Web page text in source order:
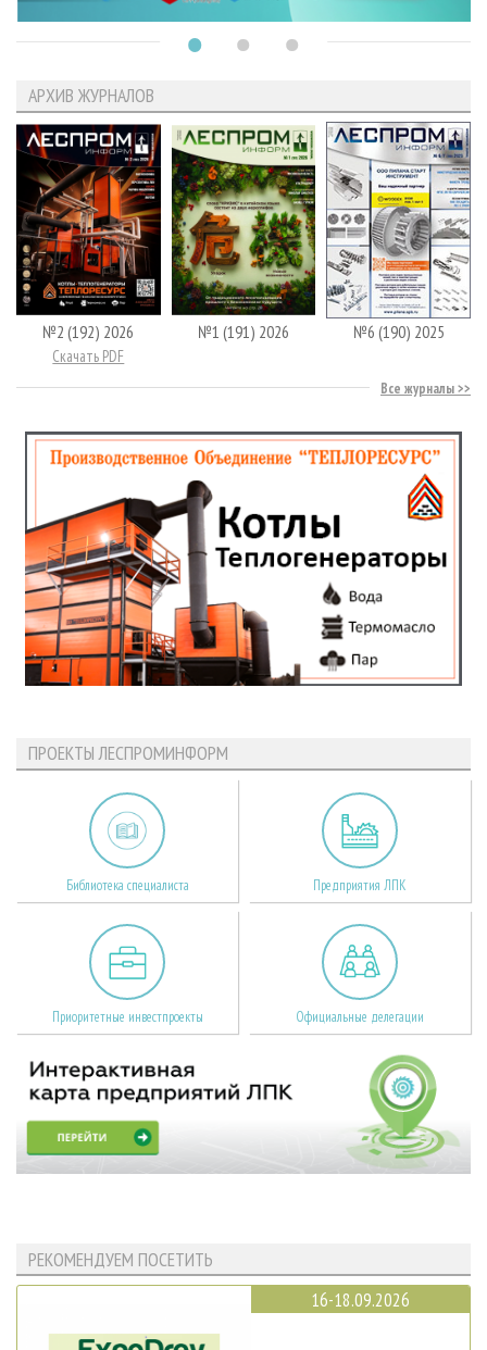
АРХИВ ЖУРНАЛОВ
№2 (192) 2026
Скачать PDF
№1 (191) 2026 №6 (190) 2025
Все журналы
ПРОЕКТЫ ЛЕСПРОМИНФОРМ
Библиотека специалиста Предприятия ЛПК
Приоритетные инвестпроекты Официальные делегации
РЕКОМЕНДУЕМ ПОСЕТИТЬ
16-18.09.2026